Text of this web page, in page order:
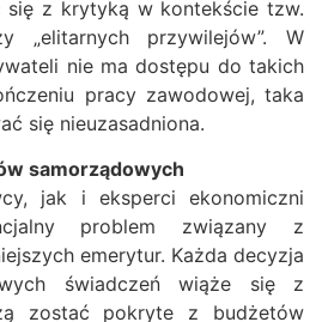
z krytyką w kontekście tzw.
„elitarnych przywilejów”. W
nie ma dostępu do takich
pracy zawodowej, taka
się nieuzasadniona.
samorządowych
jak i eksperci ekonomiczni
problem związany z
emerytur. Każda decyzja
świadczeń wiąże się z
zostać pokryte z budżetów